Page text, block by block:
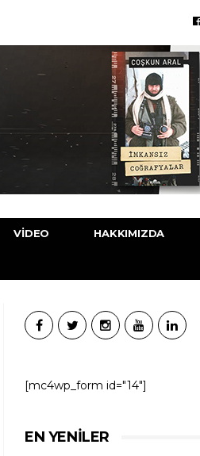
VIDEO HAKKIMIZDA
[mc4wp_form id="14"]
EN YENILER